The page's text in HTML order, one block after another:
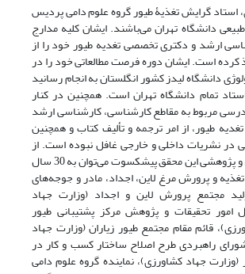
استاد گرایش تغذیۀ طیور گروه علوم دامی پردیس
دانشگاه تهران می‌باشند. ایشان کلیه مدارج
ارشد و دکتری تخصصی تغدیه طیور خود را از
کرده است. ایشان دوره فرصت مطالعاتی خود را در
دانشگاه لیدز کشور انگلستان به انجام رسانید
تمام دانشگاه تهران است. همچنین در کنار
مربوط به مقاطع کارشناسی، کارشناسی ارشد
طیور، از امر ترجمه و تألیف کتاب و همچنین
در نشریات داخلی و خارجی غافل نبوده است. از
دیگر سوابق علمی و پژوهشی این محقق پیشکسوت می‌توان به 30 سال
و پرورش مرغ لاین، اجداد، مادر و جوجه‌های
مجتمع پرورش لاین و اجداد (وزارت جهاد
امور تحقیقات و پژوهش مرکز پشتیبانی طیور
قائم مقام مجتمع طیور زیاران (وزارت جهاد
راهبردی طرح اصلاح ساختار کسب و کار در
جهاد کشاورزی)، نماینده گروه علوم دامی